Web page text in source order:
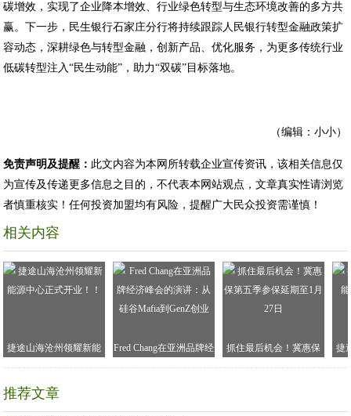
碳增效，实现了企业降本增效、行业绿色转型与生态环境改善的多方共
赢。下一步，民生银行石家庄分行将持续跟踪人民银行转型金融政策扩
容动态，深耕绿色与转型金融，创新产品、优化服务，为更多传统行业
低碳转型注入“民生动能”，助力“双碳”目标落地。
（编辑：小小）
免责声明及提醒： 此文内容为本网所转载企业宣传资讯，该相关信息仅
为宣传及传递更多信息之目的，不代表本网站观点，文章真实性请浏览
者慎重核实！任何投资加盟均有风险，提醒广大民众投资需谨慎！
相关内容
捷途山海沧州领耀新能
源中心正式开业！！
Fred Chang在亚洲品牌经
济峰会的演讲：从硅谷
抓住最后机会！冀惠保
第五季参保延期至1月27
捷
推荐文章